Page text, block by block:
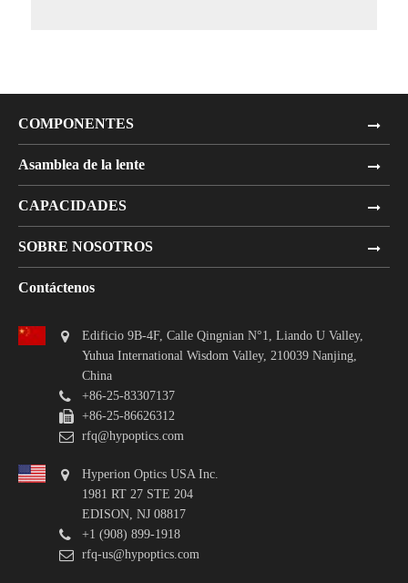
COMPONENTES
Asamblea de la lente
CAPACIDADES
SOBRE NOSOTROS
Contáctenos
Edificio 9B-4F, Calle Qingnian N°1, Liando U Valley,
Yuhua International Wisdom Valley, 210039 Nanjing,
China
+86-25-83307137
+86-25-86626312
rfq@hypoptics.com
Hyperion Optics USA Inc.
1981 RT 27 STE 204
EDISON, NJ 08817
+1 (908) 899-1918
rfq-us@hypoptics.com